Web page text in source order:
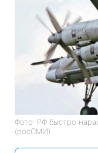
Фото: РФ быстро
(росСМИ)